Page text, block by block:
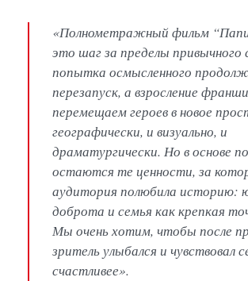
«Полнометражный фильм
это шаг за пределы привычного
попытка осмысленного
перезапуск, а взросление
перемещаем героев в новое
географически, и визуально, и
драматургически. Но в основе
остаются те ценности, за
аудитория полюбила историю:
доброта и семья как крепкая
Мы очень хотим, чтобы после
зритель улыбался и чувствовал
счастливее».